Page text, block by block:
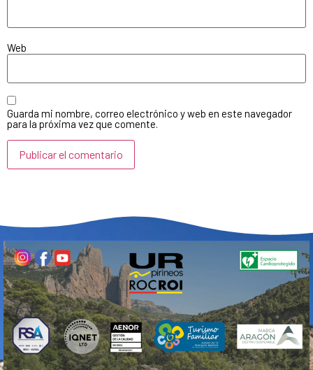
Web
Guarda mi nombre, correo electrónico y web en este navegador
para la próxima vez que comente.